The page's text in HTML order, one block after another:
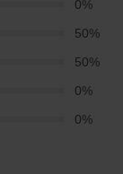
0%
50%
50%
0%
0%